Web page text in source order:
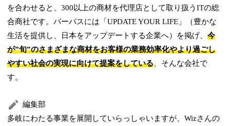
を合わせると、300以上の商材を代理店として取り扱うITの総
合商社です。パーパスには「UPDATE YOUR LIFE」（豊かな
生活を提供し、日本をアップデートする企業へ）を掲げ、今
が”旬”のさまざまな商材をお客様の業務効率化やより過ごし
やすい社会の実現に向けて提案をしている、そんな会社で
す。
編集部
多岐にわたる事業を展開していらっしゃいますが、Wizさんの